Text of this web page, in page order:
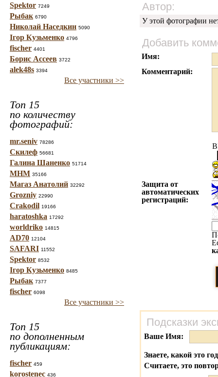
Spektor 7249
Рыбак 6790
Николай Наседкин 5090
Ігор Кузьменко 4796
fischer 4401
Борис Ассеев 3722
alek48s 3394
Все участники >>
Топ 15
по количеству
фотографий:
mr.seniv 78286
Скилеф 56681
Галина Шаненко 51714
МНМ 35166
Магаз Анатолий 32292
Grozniy 22990
Crakodil 19166
haratoshka 17292
worldriko 14815
AD70 12104
SAFARI 11552
Spektor 8532
Ігор Кузьменко 8485
Рыбак 7377
fischer 6098
Все участники >>
Топ 15
по дополненным
публикациям:
fischer 459
korostenec 436
Автор:
У этой фотографии
Добавить
Имя:
Комментарий:
Защита от
автоматических
регистраций:
Подсказки
Ваше Имя:
Знаете, какой это
Считаете, это